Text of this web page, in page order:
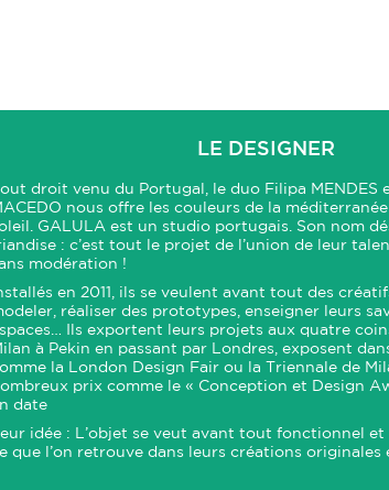
LE DESIGNER
droit venu du Portugal, le duo Filipa MENDES
nous offre les couleurs de la
GALULA est un studio portugais. Son nom
: c’est tout le projet de l’union de leur
modération !
en 2011, ils se veulent avant tout des
réaliser des prototypes, enseigner leurs
Ils exportent leurs projets aux quatre
à Pekin en passant par Londres, exposent
la London Design Fair ou la Triennale de
prix comme le « Conception et Design
date
idée : L’objet se veut avant tout fonctionnel et
que l’on retrouve dans leurs créations originales